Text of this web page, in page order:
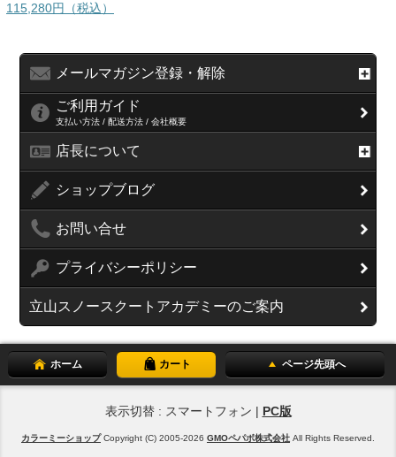
115,280円（税込）
メールマガジン登録・解除
ご利用ガイド
支払い方法 / 配送方法 / 会社概要
店長について
ショップブログ
お問い合せ
プライバシーポリシー
立山スノースクートアカデミーのご案内
ホーム カート ページ先頭へ
表示切替 : スマートフォン | PC版
カラーミーショップCopyright (C) 2005-2026 GMOペパボ株式会社 All Rights Reserved.